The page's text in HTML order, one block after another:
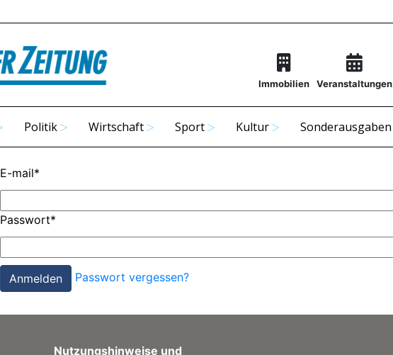
Immobilien Veranstaltungen
Politik Wirtschaft Sport Kultur Sonderausgaben
E-mail*
Passwort*
Passwort vergessen?
Nutzungshinweise und